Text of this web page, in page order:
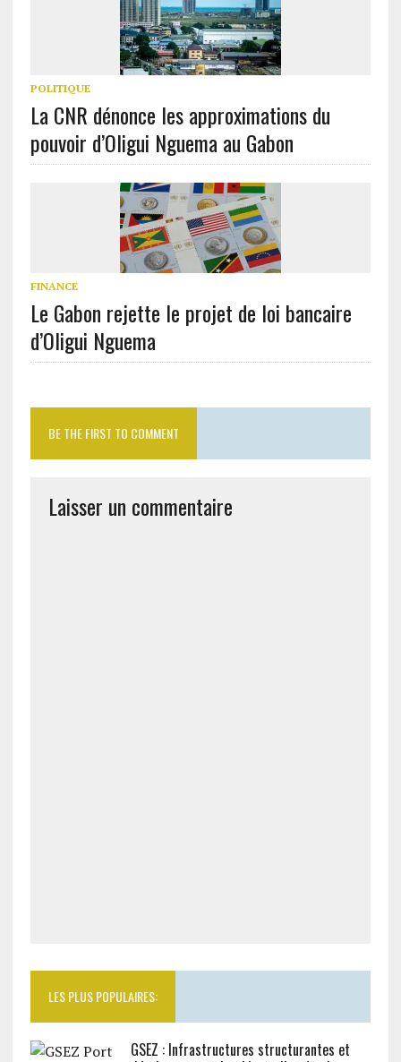
POLITIQUE
La CNR dénonce les approximations du
pouvoir d’Oligui Nguema au Gabon
FINANCE
Le Gabon rejette le projet de loi bancaire
d’Oligui Nguema
BE THE FIRST TO COMMENT
Laisser un commentaire
LES PLUS POPULAIRES:
GSEZ : Infrastructures structurantes et